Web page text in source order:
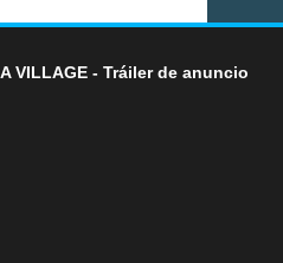
VILLAGE - Tráiler de anuncio